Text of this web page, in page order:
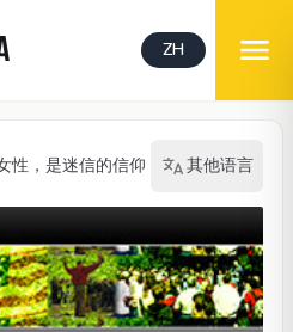
ZH
性，是迷信的信仰 其他语言